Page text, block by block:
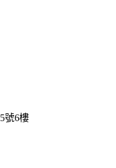
號6樓